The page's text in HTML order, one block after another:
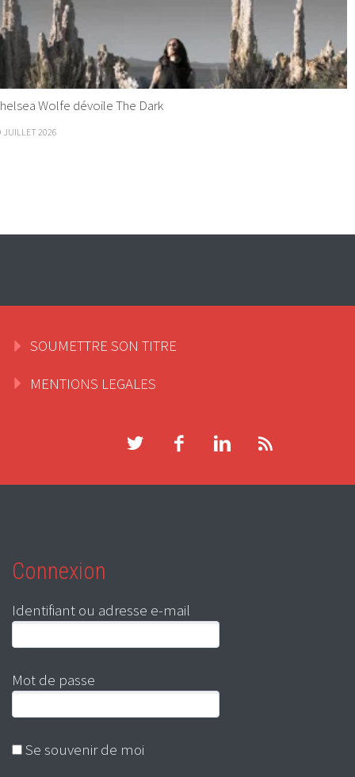
Wolfe dévoile The Dark
JUILLET 2026
SOUMETTRE SON TITRE
MENTIONS LEGALES
Connexion
Identifiant ou adresse e-mail
Mot de passe
Se souvenir de moi